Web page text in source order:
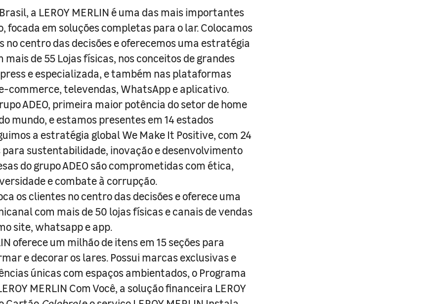
a LEROY MERLIN é uma das mais importantes
focada em soluções completas para o lar. Colocamos
no centro das decisões e oferecemos uma estratégia
de 55 Lojas físicas, nos conceitos de grandes
e especializada, e também nas plataformas
commerce, televendas, WhatsApp e aplicativo.
ADEO, primeira maior potência do setor de home
mundo, e estamos presentes em 14 estados
a estratégia global We Make It Positive, com 24
sustentabilidade, inovação e desenvolvimento
do grupo ADEO são comprometidas com ética,
e combate à corrupção.
os clientes no centro das decisões e oferece uma
com mais de 50 lojas físicas e canais de vendas
site, whatsapp e app.
oferece um milhão de itens em 15 seções para
e decorar os lares. Possui marcas exclusivas e
únicas com espaços ambientados, o Programa
MERLIN Com Você, a solução financeira LEROY